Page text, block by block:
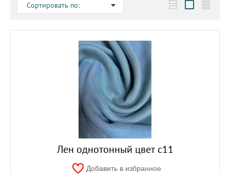
Сортировать по:
Лен однотонный цвет с11
Добавить в избранное